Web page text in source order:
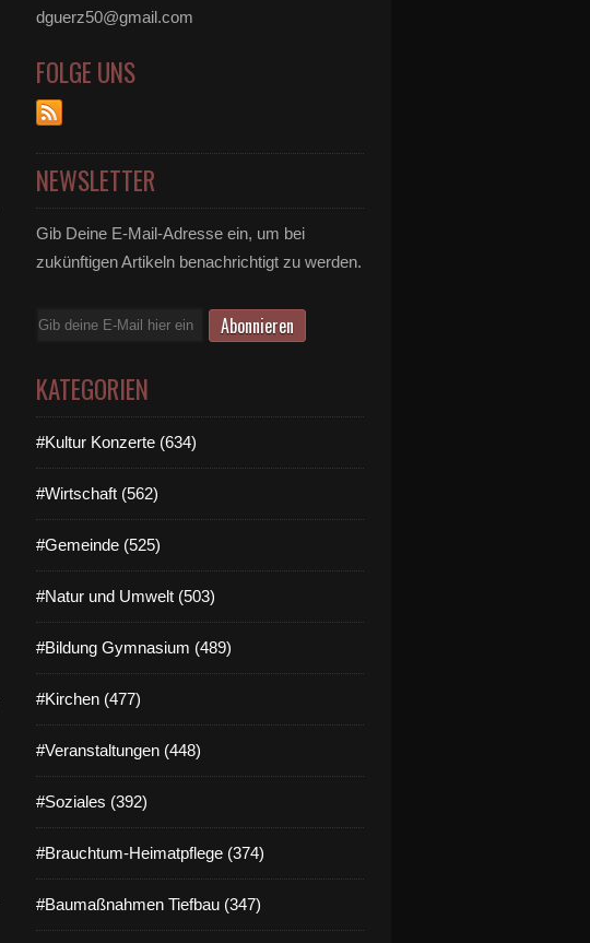
dguerz50@gmail.com
FOLGE UNS
NEWSLETTER
Gib Deine E-Mail-Adresse ein, um bei
zukünftigen Artikeln benachrichtigt zu werden.
E-
KATEGORIEN
#Kultur Konzerte (634)
#Wirtschaft (562)
#Gemeinde (525)
#Natur und Umwelt (503)
#Bildung Gymnasium (489)
#Kirchen (477)
#Veranstaltungen (448)
#Soziales (392)
#Brauchtum-Heimatpflege (374)
#Baumaßnahmen Tiefbau (347)